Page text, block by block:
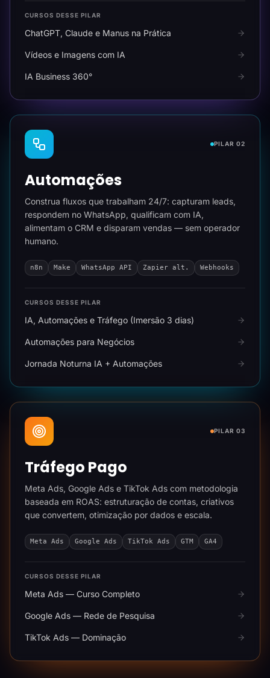
CURSOS DESSE PILAR
ChatGPT, Claude e Manus na Prática
Vídeos e Imagens com IA
IA Business 360°
PILAR 02
Automações
Construa fluxos que trabalham 24/7: capturam leads,
respondem no WhatsApp, qualificam com IA,
alimentam o CRM e disparam vendas — sem operador
humano.
n8n Make WhatsApp API Zapier alt. Webhooks
CURSOS DESSE PILAR
IA, Automações e Tráfego (Imersão 3 dias)
Automações para Negócios
Jornada Noturna IA + Automações
PILAR 03
Tráfego Pago
Meta Ads, Google Ads e TikTok Ads com metodologia
baseada em ROAS: estruturação de contas, criativos
que convertem, otimização por dados e escala.
Meta Ads Google Ads TikTok Ads GTM GA4
CURSOS DESSE PILAR
Meta Ads — Curso Completo
Google Ads — Rede de Pesquisa
TikTok Ads — Dominação